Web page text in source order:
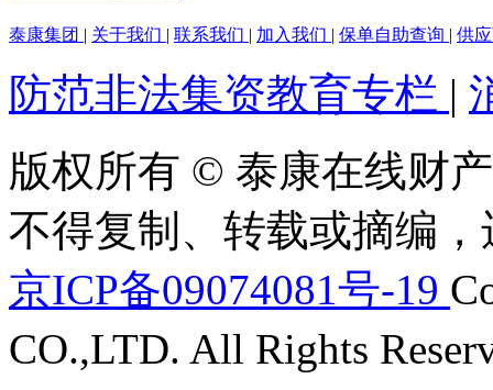
泰康集团 | 关于我们 | 联系我们 | 加入我们 | 保单自助查询 | 供
防范非法集资教育专栏 |
版权所有 © 泰康在线财
不得复制、转载或摘编
京ICP备09074081号-19
CO.,LTD. All Rights